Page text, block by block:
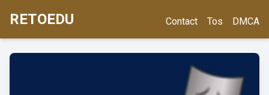
RETOEDU Contact Tos DMCA